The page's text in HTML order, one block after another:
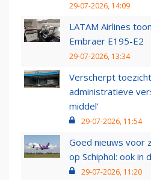
29-07-2026, 14:09
LATAM Airlines
Embraer E195-E2
29-07-2026, 13:34
Verscherpt
administratieve
middel’
29-07-2026, 11:54
Goed nieuws voor
op Schiphol: ook in
29-07-2026, 11:20